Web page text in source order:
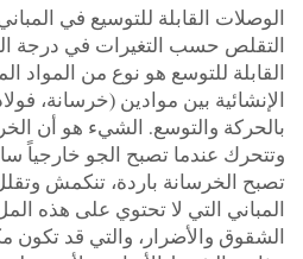
الوصلات القابلة للتوسيع في
التقلص حسب التغيرات في درجة
القابلة للتوسع هو نوع من المواد
الإنشائية بين موادين (خرسانة،
بالحركة والتوسع. الشيء هو أن
وتتحرك عندما تصبح الجو خارجياً
تصبح الخرسانة باردة، تنكمش
المباني التي لا تحتوي على هذه
الشقوق والأضرار، والتي قد تكون